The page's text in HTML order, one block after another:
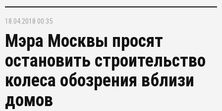
18.04.2018 00:35
Мэра Москвы просят
остановить строительство
колеса обозрения вблизи
домов